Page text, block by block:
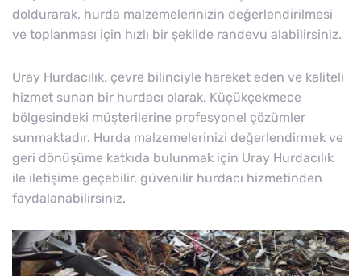
doldurarak, hurda malzemelerinizin değerlendirilmesi
ve toplanması için hızlı bir şekilde randevu alabilirsiniz.
Uray Hurdacılık, çevre bilinciyle hareket eden ve kaliteli
hizmet sunan bir hurdacı olarak, Küçükçekmece
bölgesindeki müşterilerine profesyonel çözümler
sunmaktadır. Hurda malzemelerinizi değerlendirmek ve
geri dönüşüme katkıda bulunmak için Uray Hurdacılık
ile iletişime geçebilir, güvenilir hurdacı hizmetinden
faydalanabilirsiniz.